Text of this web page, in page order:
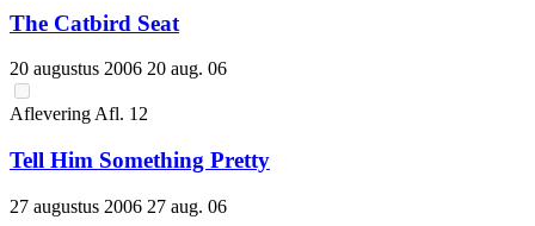
The Catbird Seat
20 augustus 2006 20 aug. 06
Aflevering Afl. 12
Tell Him Something Pretty
27 augustus 2006 27 aug. 06